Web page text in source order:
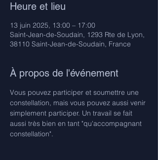
Heure et lieu
13 juin 2025, 13:00 – 17:00
Saint-Jean-de-Soudain, 1293 Rte de Lyon,
38110 Saint-Jean-de-Soudain, France
À propos de l'événement
Vous pouvez participer et soumettre une
constellation, mais vous pouvez aussi venir
simplement participer. Un travail se fait
aussi très bien en tant "qu'accompagnant
constellation".